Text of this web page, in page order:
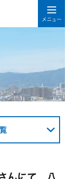
んにて 八